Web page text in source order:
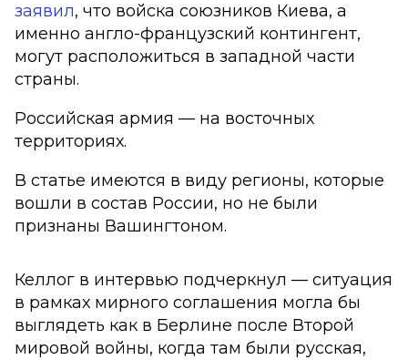
заявил, что войска союзников Киева, а
именно англо-французский контингент,
могут расположиться в западной части
страны.
Российская армия — на восточных
территориях.
В статье имеются в виду регионы, которые
вошли в состав России, но не были
признаны Вашингтоном.
Келлог в интервью подчеркнул — ситуация
в рамках мирного соглашения могла бы
выглядеть как в Берлине после Второй
мировой войны, когда там были русская,